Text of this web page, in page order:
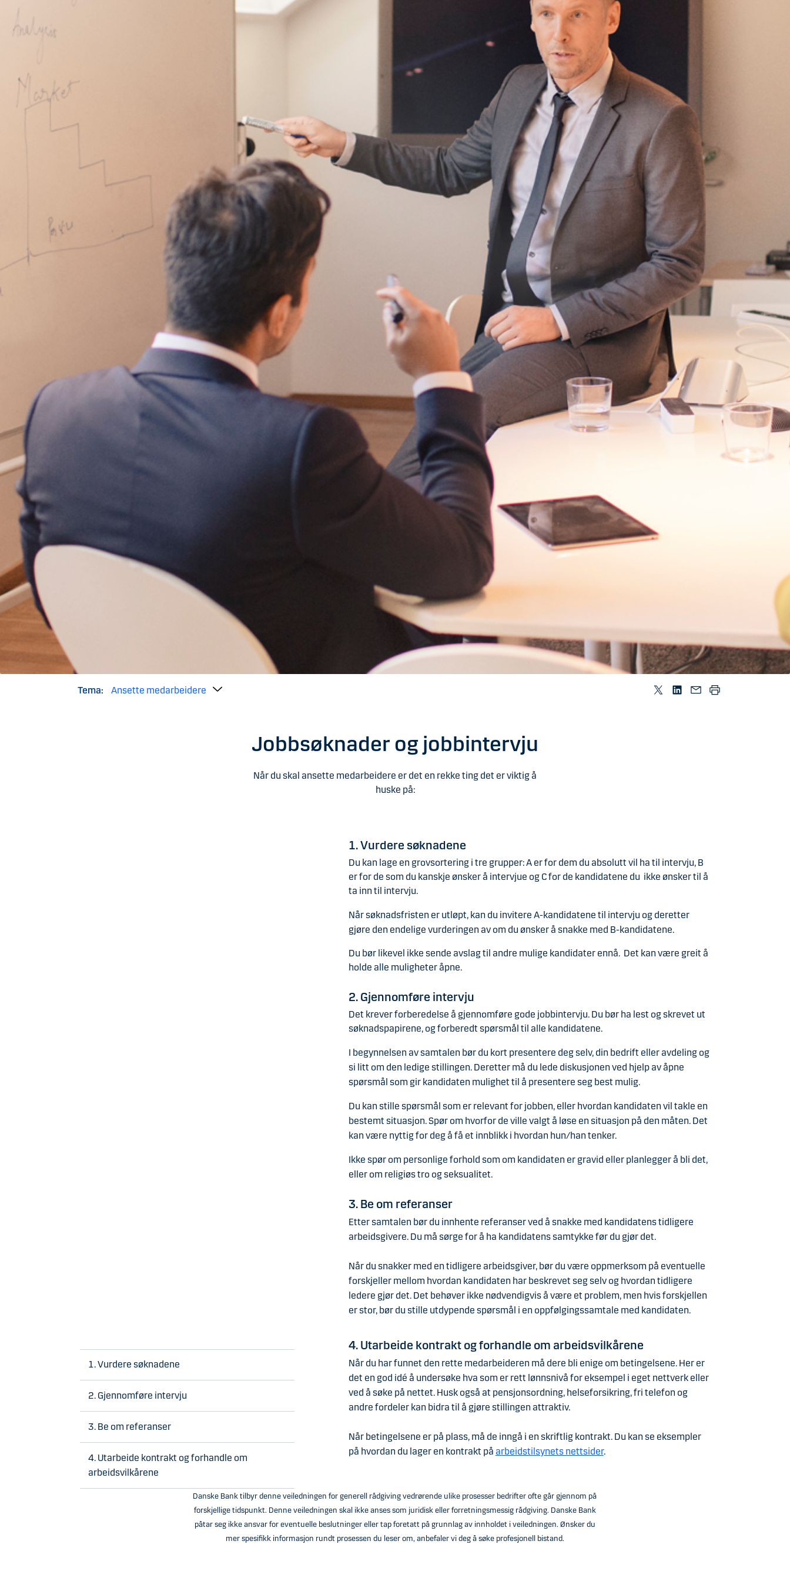
Tema: Ansette medarbeidere
Jobbsøknader og jobbintervju
Når du skal ansette medarbeidere er det en rekke ting det er viktig å
huske på:
1. Vurdere søknadene
2. Gjennomføre intervju
3. Be om referanser
4. Utarbeide kontrakt og forhandle om
arbeidsvilkårene
1. Vurdere søknadene
Du kan lage en grovsortering i tre grupper: A er for dem du absolutt vil ha til intervju, B
er for de som du kanskje ønsker å intervjue og C for de kandidatene du ikke ønsker til å
ta inn til intervju.
Når søknadsfristen er utløpt, kan du invitere A-kandidatene til intervju og deretter
gjøre den endelige vurderingen av om du ønsker å snakke med B-kandidatene.
Du bør likevel ikke sende avslag til andre mulige kandidater ennå. Det kan være greit å
holde alle muligheter åpne.
2. Gjennomføre intervju
Det krever forberedelse å gjennomføre gode jobbintervju. Du bør ha lest og skrevet ut
søknadspapirene, og forberedt spørsmål til alle kandidatene.
I begynnelsen av samtalen bør du kort presentere deg selv, din bedrift eller avdeling og
si litt om den ledige stillingen. Deretter må du lede diskusjonen ved hjelp av åpne
spørsmål som gir kandidaten mulighet til å presentere seg best mulig.
Du kan stille spørsmål som er relevant for jobben, eller hvordan kandidaten vil takle en
bestemt situasjon. Spør om hvorfor de ville valgt å løse en situasjon på den måten. Det
kan være nyttig for deg å få et innblikk i hvordan hun/han tenker.
Ikke spør om personlige forhold som om kandidaten er gravid eller planlegger å bli det,
eller om religiøs tro og seksualitet.
3. Be om referanser
Etter samtalen bør du innhente referanser ved å snakke med kandidatens tidligere
arbeidsgivere. Du må sørge for å ha kandidatens samtykke før du gjør det.
Når du snakker med en tidligere arbeidsgiver, bør du være oppmerksom på eventuelle
forskjeller mellom hvordan kandidaten har beskrevet seg selv og hvordan tidligere
ledere gjør det. Det behøver ikke nødvendigvis å være et problem, men hvis forskjellen
er stor, bør du stille utdypende spørsmål i en oppfølgingssamtale med kandidaten.
4. Utarbeide kontrakt og forhandle om arbeidsvilkårene
Når du har funnet den rette medarbeideren må dere bli enige om betingelsene. Her er
det en god idé å undersøke hva som er rett lønnsnivå for eksempel i eget nettverk eller
ved å søke på nettet. Husk også at pensjonsordning, helseforsikring, fri telefon og
andre fordeler kan bidra til å gjøre stillingen attraktiv.
Når betingelsene er på plass, må de inngå i en skriftlig kontrakt. Du kan se eksempler
på hvordan du lager en kontrakt på arbeidstilsynets nettsider.
Danske Bank tilbyr denne veiledningen for generell rådgiving vedrørende ulike prosesser bedrifter ofte går gjennom på
forskjellige tidspunkt. Denne veiledningen skal ikke anses som juridisk eller forretningsmessig rådgiving. Danske Bank
påtar seg ikke ansvar for eventuelle beslutninger eller tap foretatt på grunnlag av innholdet i veiledningen. Ønsker du
mer spesifikk informasjon rundt prosessen du leser om, anbefaler vi deg å søke profesjonell bistand.